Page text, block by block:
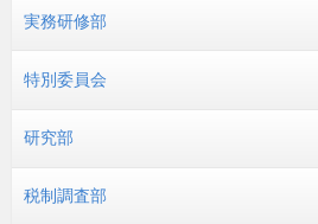
実務研修部
特別委員会
研究部
税制調査部